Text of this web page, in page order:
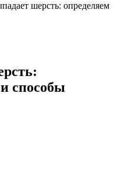
шерсть: определяем
способы